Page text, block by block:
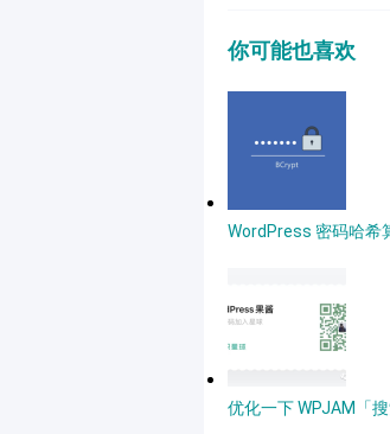
你可能也喜欢
WordPress 密码哈希
优化一下 WPJAM「